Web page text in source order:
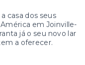
casa dos seus
em Joinville-
já o seu novo lar
a oferecer.